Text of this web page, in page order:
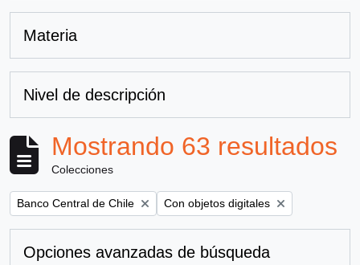
Materia
Nivel de descripción
Mostrando 63 resultados
Colecciones
Remove filter:
Banco Central de Chile Remove filter:
Con objetos digitales
Opciones avanzadas de búsqueda